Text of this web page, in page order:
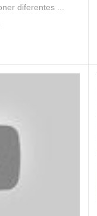
diferentes ...